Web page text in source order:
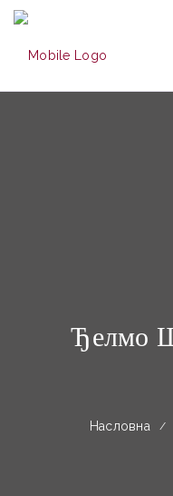
Ђелмо
Насловна